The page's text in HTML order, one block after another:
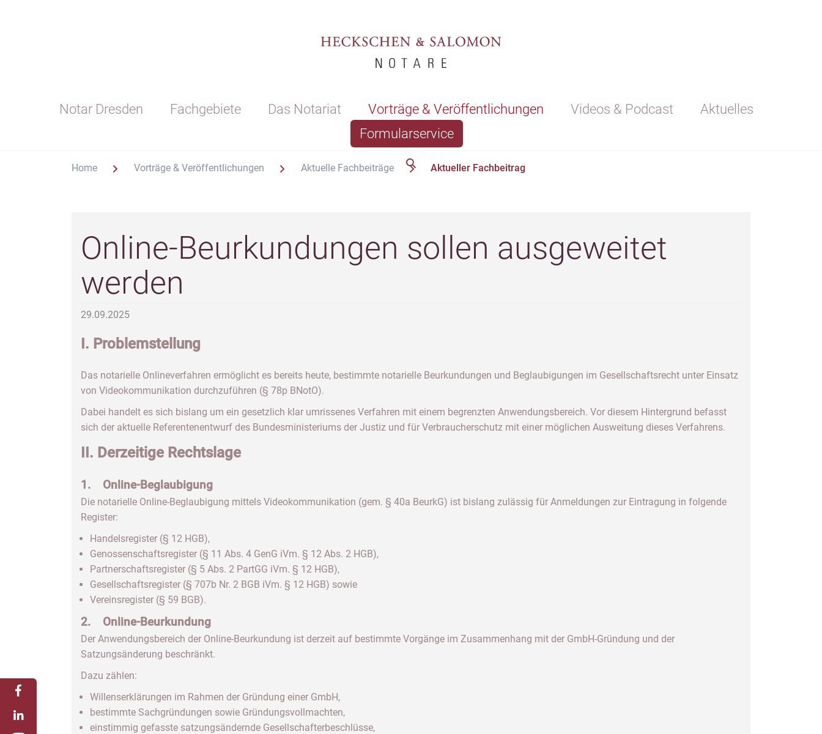
Notar Dresden Fachgebiete Das Notariat Vorträge & Veröffentlichungen Videos & Podcast
Aktuelles
Formularservice
Home Vorträge & Veröffentlichungen Aktuelle Fachbeiträge Aktueller Fachbeitrag
Online-Beurkundungen sollen ausgeweitet
werden
29.09.2025
I. Problemstellung
Das notarielle Onlineverfahren ermöglicht es bereits heute, bestimmte notarielle Beurkundungen und Beglaubigungen im Gesellschaftsrecht unter Einsatz
von Videokommunikation durchzuführen (§ 78p BNotO).
Dabei handelt es sich bislang um ein gesetzlich klar umrissenes Verfahren mit einem begrenzten Anwendungsbereich. Vor diesem Hintergrund befasst
sich der aktuelle Referentenentwurf des Bundesministeriums der Justiz und für Verbraucherschutz mit einer möglichen Ausweitung dieses Verfahrens.
II. Derzeitige Rechtslage
1. Online-Beglaubigung
Die notarielle Online-Beglaubigung mittels Videokommunikation (gem. § 40a BeurkG) ist bislang zulässig für Anmeldungen zur Eintragung in folgende
Register:
Handelsregister (§ 12 HGB),
Genossenschaftsregister (§ 11 Abs. 4 GenG iVm. § 12 Abs. 2 HGB),
Partnerschaftsregister (§ 5 Abs. 2 PartGG iVm. § 12 HGB),
Gesellschaftsregister (§ 707b Nr. 2 BGB iVm. § 12 HGB) sowie
Vereinsregister (§ 59 BGB).
2. Online-Beurkundung
Der Anwendungsbereich der Online-Beurkundung ist derzeit auf bestimmte Vorgänge im Zusammenhang mit der GmbH-Gründung und der
Satzungsänderung beschränkt.
Dazu zählen:
Willenserklärungen im Rahmen der Gründung einer GmbH,
bestimmte Sachgründungen sowie Gründungsvollmachten,
einstimmig gefasste satzungsändernde Gesellschafterbeschlüsse,